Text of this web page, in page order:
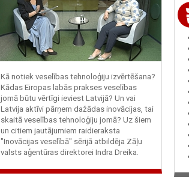
Kā notiek veselības tehnoloģiju izvērtēšana?
Kādas Eiropas labās prakses veselības
jomā būtu vērtīgi ieviest Latvijā? Un vai
Latvija aktīvi pārņem dažādas inovācijas, tai
skaitā veselības tehnoloģiju jomā? Uz šiem
un citiem jautājumiem raidieraksta
"Inovācijas veselībā" sērijā atbildēja Zāļu
valsts aģentūras direktorei Indra Dreika.